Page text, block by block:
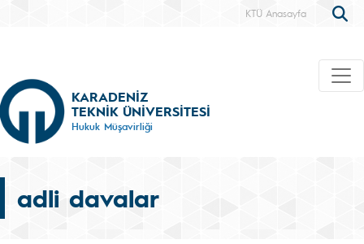
KTÜ Anasayfa
KARADENİZ
TEKNİK ÜNİVERSİTESİ
Hukuk Müşavirliği
adli davalar